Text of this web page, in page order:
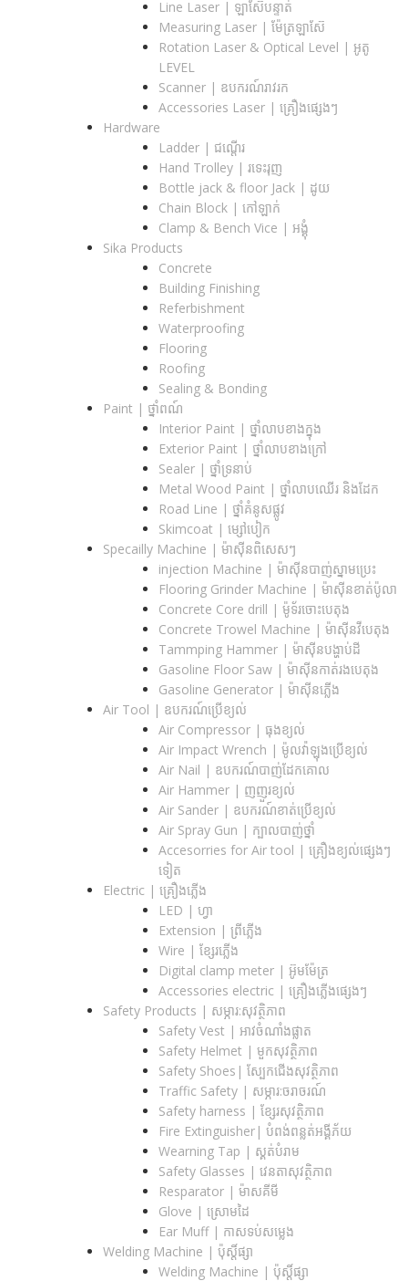
Line Laser | ឡាស៊ែបន្ទាត់
Measuring Laser | ម៉ែត្រឡាស៊ែ
Rotation Laser & Optical Level | អូតូ
LEVEL
Scanner | ឧបករណ៍រាវរក
Accessories Laser | គ្រឿងផ្សេងៗ
Hardware
Ladder | ជណ្តើរ
Hand Trolley | រទេះរុញ
Bottle jack & floor Jack​ | ដូយ
Chain Block | កៅឡាក់
Clamp & Bench Vice | អង្គុំ
Sika Products
Concrete
Building Finishing
Referbishment
Waterproofing
Flooring
Roofing
Sealing & Bonding
Paint | ថ្នាំពណ៍
Interior Paint | ថ្នាំលាបខាងក្នុង
Exterior Paint | ថ្នាំលាបខាងក្រៅ
Sealer | ថ្នាំទ្រនាប់
Metal Wood Paint | ថ្នាំលាបឈើរ និងដែក
Road Line | ថ្នាំគំនូសផ្លូវ
Skimcoat | ម្សៅបៀក
Specailly Machine | ម៉ាស៊ីនពិសេសៗ
injection Machine | ម៉ាស៊ីនបាញ់ស្នាមប្រេះ
Flooring Grinder Machine | ម៉ាស៊ីនខាត់ប៉ូលា
Concrete Core drill | ម៉ូទ័រចោះបេតុង
Concrete Trowel Machine | ម៉ាស៊ីនវីបេតុង
Tammping Hammer | ម៉ាស៊ីនបង្ហាប់ដី
Gasoline Floor Saw | ម៉ាស៊ីនកាត់រងបេតុង
Gasoline Generator | ម៉ាស៊ីនភ្លើង
Air Tool | ឧបករណ៍ប្រើខ្យល់
Air Compressor | ធុងខ្យល់
Air Impact Wrench | ម៉ូលវ៉ាឡុងប្រើខ្យល់
Air Nail | ឧបករណ៍បាញ់ដែកគោល
Air Hammer | ញញួរខ្យល់
Air Sander | ឧបករណ៍ខាត់ប្រើខ្យល់
Air Spray Gun | ក្បាលបាញ់ថ្នាំ
Accesorries for Air tool | គ្រឿងខ្យល់ផ្សេងៗ
ទៀត
Electric | គ្រឿងភ្លើង
LED | ហ្វា
Extension | ព្រីភ្លើង
Wire | ខ្សែរភ្លើង
Digital clamp meter | អ៊ូមម៉ែត្រ
Accessories electric | គ្រឿងភ្លើងផ្សេងៗ
Safety Products | សម្ភារ:សុវត្ថិភាព
Safety Vest | អាវចំណាំងផ្លាត
Safety Helmet | មួកសុវត្ថិភាព
Safety Shoes| ស្បែកជើងសុវត្ថិភាព
Traffic Safety​ | សម្ភារ:ចរាចរណ៍
Safety harness | ខ្សែរសុវត្ថិភាព
Fire Extinguisher| បំពង់ពន្លត់អង្គីភ័យ
Wearning Tap | ស្គត់បំរាម
Safety Glasses | វេនតាសុវត្ថិភាព
Resparator | ម៉ាសគីមី
Glove | ស្រោមដៃ
Ear Muff | កាសទប់សម្លេង
Welding Machine | ប៉ុស្តិ៍ផ្សា
Welding Machine | ប៉ុស្តិ៍ផ្សា